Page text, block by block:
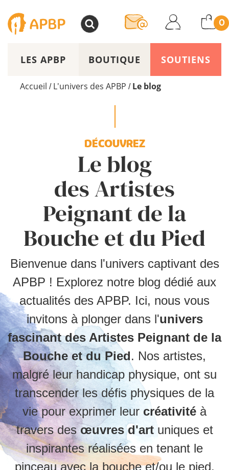
0
LES APBP BOUTIQUE SOUTIENS
Accueil / L'univers des APBP / Le blog
DÉCOUVREZ
Le blog
des Artistes
Peignant de la
Bouche et du Pied
Bienvenue dans l'univers captivant des
APBP ! Explorez notre blog dédié aux
actualités des APBP. Ici, nous vous
invitons à plonger dans l'univers
fascinant des Artistes Peignant de la
Bouche et du Pied. Nos artistes,
malgré leur handicap physique, ont su
transcender les défis physiques de la
vie pour exprimer leur créativité à
travers desœuvres d'artuniques et
inspirantes réalisées en tenant le
pinceau avec la bouche et/ou le pied.